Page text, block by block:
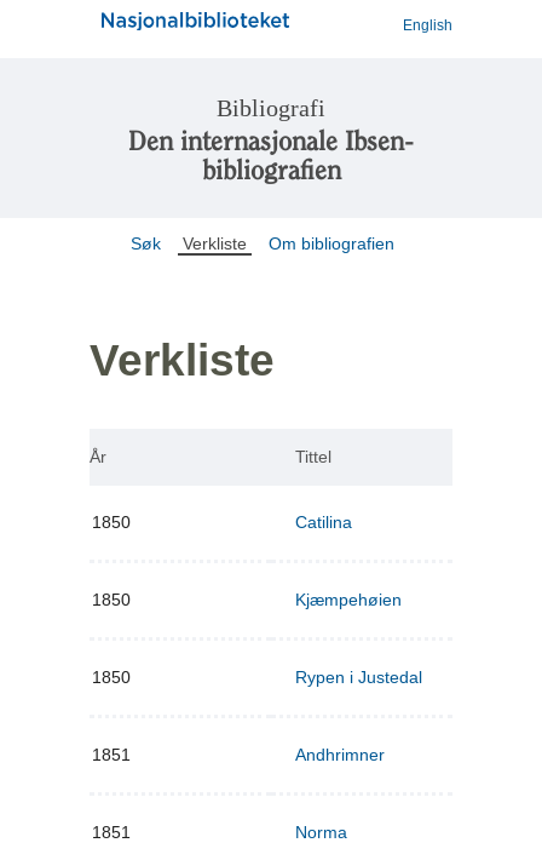
English
Bibliografi
Den internasjonale Ibsen-
bibliografien
Søk Verkliste Om bibliografien
Verkliste
År Tittel
1850 Catilina
1850 Kjæmpehøien
1850 Rypen i Justedal
1851 Andhrimner
1851 Norma